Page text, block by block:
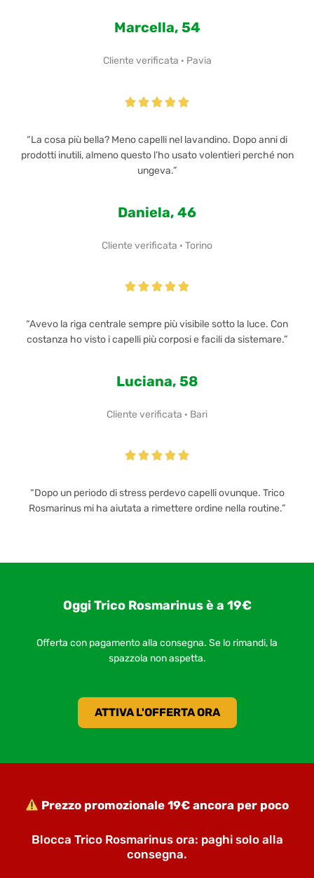
Marcella, 54
Cliente verificata · Pavia

“La cosa più bella? Meno capelli nel lavandino. Dopo anni di
prodotti inutili, almeno questo l’ho usato volentieri perché non
ungeva.”
Daniela, 46
Cliente verificata · Torino

“Avevo la riga centrale sempre più visibile sotto la luce. Con
costanza ho visto i capelli più corposi e facili da sistemare.”
Luciana, 58
Cliente verificata · Bari

“Dopo un periodo di stress perdevo capelli ovunque. Trico
Rosmarinus mi ha aiutata a rimettere ordine nella routine.”
Oggi Trico Rosmarinus è a 19€
Offerta con pagamento alla consegna. Se lo rimandi, la
spazzola non aspetta.
ATTIVA L'OFFERTA ORA
Prezzo promozionale 19€ ancora per poco
Blocca Trico Rosmarinus ora: paghi solo alla
consegna.